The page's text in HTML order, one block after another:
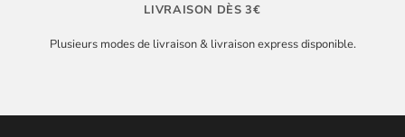
LIVRAISON DÈS 3€
Plusieurs modes de livraison & livraison express disponible.